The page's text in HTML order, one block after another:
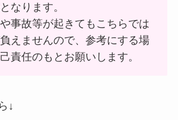
なります。
事故等が起きてもこちらでは
えませんので、参考にする場
責任のもとお願いします。
↓